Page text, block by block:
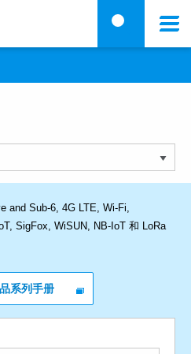
搜索
and Sub-6, 4G LTE, Wi-Fi,
SigFox, WiSUN, NB-IoT 和 LoRa
系列手册